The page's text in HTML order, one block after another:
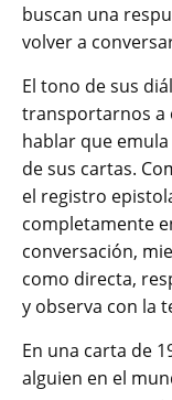
buscan una
volver a
El tono de sus
transportarnos a
hablar que
de sus cartas.
el registro
completamente
conversación,
como directa,
y observa con la
En una carta de
alguien en el